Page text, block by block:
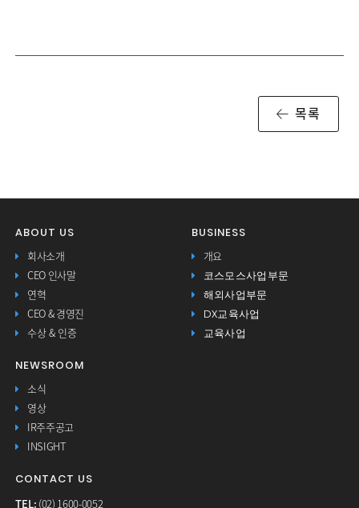
목록
ABOUT US
회사소개
CEO 인사말
연혁
CEO & 경영진
수상 & 인증
BUSINESS
개요
코스모스사업부문
해외사업부문
DX교육사업
교육사업
NEWSROOM
소식
영상
IR주주공고
INSIGHT
CONTACT US
TEL: (02) 1600-0052